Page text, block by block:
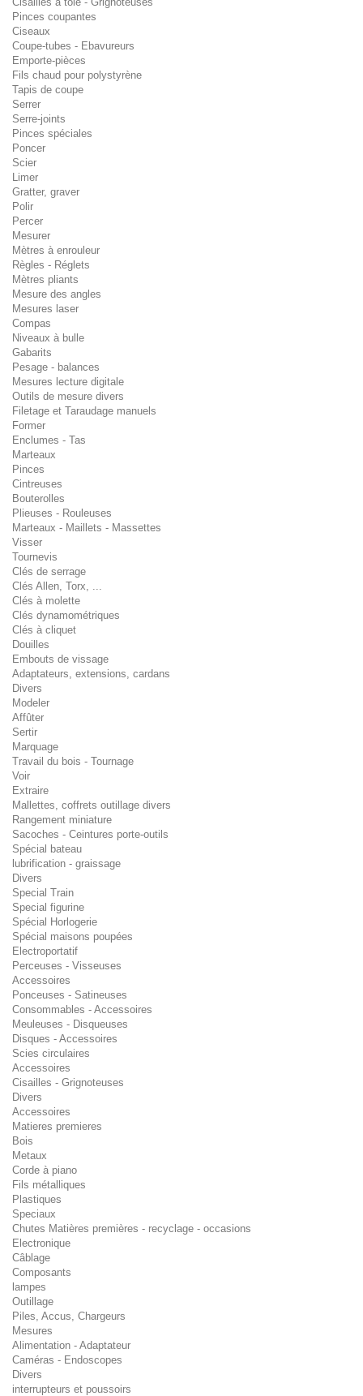
Pinces coupantes
Ciseaux
Coupe-tubes - Ebavureurs
Emporte-pièces
Fils chaud pour polystyrène
Tapis de coupe
Serrer
Serre-joints
Pinces spéciales
Poncer
Scier
Limer
Gratter, graver
Polir
Percer
Mesurer
Mètres à enrouleur
Règles - Réglets
Mètres pliants
Mesure des angles
Mesures laser
Compas
Niveaux à bulle
Gabarits
Pesage - balances
Mesures lecture digitale
Outils de mesure divers
Filetage et Taraudage manuels
Former
Enclumes - Tas
Marteaux
Pinces
Cintreuses
Bouterolles
Plieuses - Rouleuses
Marteaux - Maillets - Massettes
Visser
Tournevis
Clés de serrage
Clés Allen, Torx, ...
Clés à molette
Clés dynamométriques
Clés à cliquet
Douilles
Embouts de vissage
Adaptateurs, extensions, cardans
Divers
Modeler
Affûter
Sertir
Marquage
Travail du bois - Tournage
Voir
Extraire
Mallettes, coffrets outillage divers
Rangement miniature
Sacoches - Ceintures porte-outils
Spécial bateau
lubrification - graissage
Divers
Special Train
Special figurine
Spécial Horlogerie
Spécial maisons poupées
Electroportatif
Perceuses - Visseuses
Accessoires
Ponceuses - Satineuses
Consommables - Accessoires
Meuleuses - Disqueuses
Disques - Accessoires
Scies circulaires
Accessoires
Cisailles - Grignoteuses
Divers
Accessoires
Matieres premieres
Bois
Metaux
Corde à piano
Fils métalliques
Plastiques
Speciaux
Chutes Matières premières - recyclage - occasions
Electronique
Câblage
Composants
lampes
Outillage
Piles, Accus, Chargeurs
Mesures
Alimentation - Adaptateur
Caméras - Endoscopes
Divers
interrupteurs et poussoirs